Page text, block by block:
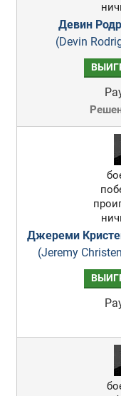
Девин
(Devin
Джереми
(Jeremy